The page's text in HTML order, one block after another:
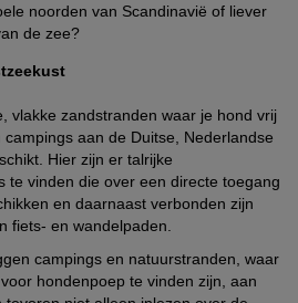
noorden van Scandinavië of liever
de zee?
vlakke zandstranden waar je hond vrij
aan de Duitse, Nederlandse
Hier zijn er talrijke
te vinden die over een directe toegang
en daarnaast verbonden zijn
fiets- en wandelpaden.
campings en natuurstranden, waar
hondenpoep te vinden zijn, aan